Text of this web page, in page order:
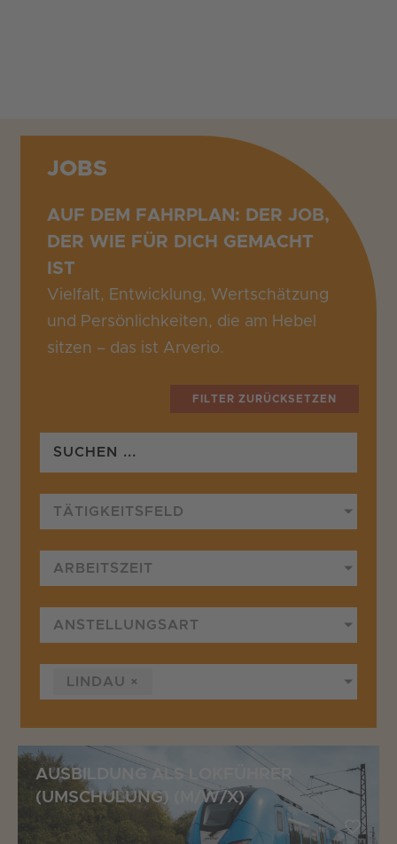
FILTER ZURÜCKSETZEN
TÄTIGKEITSFELD
ARBEITSZEIT
ANSTELLUNGSART
LINDAU ×
JOBS
AUF DEM FAHRPLAN: DER JOB,
DER WIE FÜR DICH GEMACHT
IST
Vielfalt, Entwicklung, Wertschätzung
und Persönlichkeiten, die am Hebel
sitzen – das ist Arverio.
AUSBILDUNG ALS LOKFÜHRER
(UMSCHULUNG) (M/W/X)